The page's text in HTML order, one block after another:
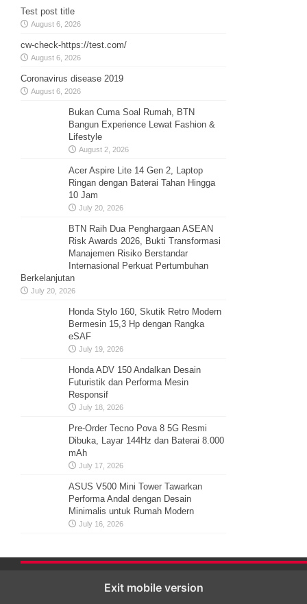
Test post title
August 6, 2026
cw-check-https://test.com/
August 6, 2026
Coronavirus disease 2019
August 6, 2026
Bukan Cuma Soal Rumah, BTN
Bangun Experience Lewat Fashion &
Lifestyle
August 2, 2026
Acer Aspire Lite 14 Gen 2, Laptop
Ringan dengan Baterai Tahan Hingga
10 Jam
July 20, 2026
BTN Raih Dua Penghargaan ASEAN
Risk Awards 2026, Bukti Transformasi
Manajemen Risiko Berstandar
Internasional Perkuat Pertumbuhan
Berkelanjutan
July 20, 2026
Honda Stylo 160, Skutik Retro Modern
Bermesin 15,3 Hp dengan Rangka
eSAF
July 19, 2026
Honda ADV 150 Andalkan Desain
Futuristik dan Performa Mesin
Responsif
July 18, 2026
Pre-Order Tecno Pova 8 5G Resmi
Dibuka, Layar 144Hz dan Baterai 8.000
mAh
July 17, 2026
ASUS V500 Mini Tower Tawarkan
Performa Andal dengan Desain
Minimalis untuk Rumah Modern
July 16, 2026
Exit mobile version